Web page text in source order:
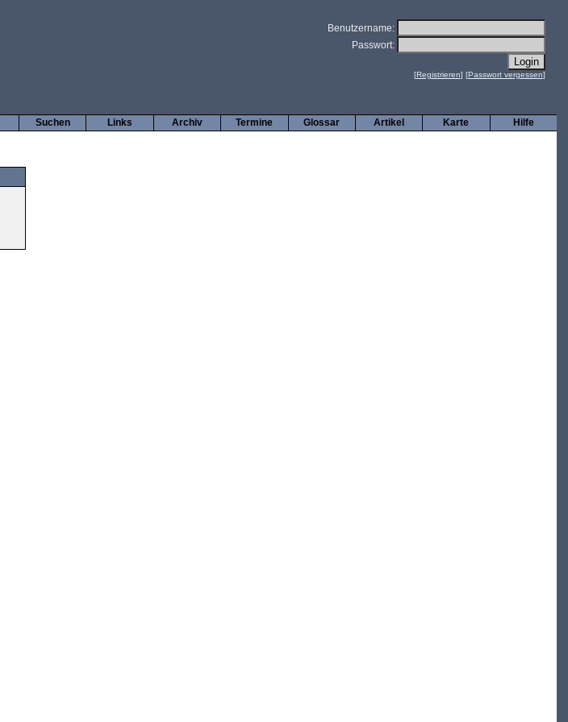
Benutzername:
Passwort:
[Registrieren] [Passwort vergessen]
Hilfe
Karte
Artikel
Glossar
Termine
Archiv
Links
Suchen